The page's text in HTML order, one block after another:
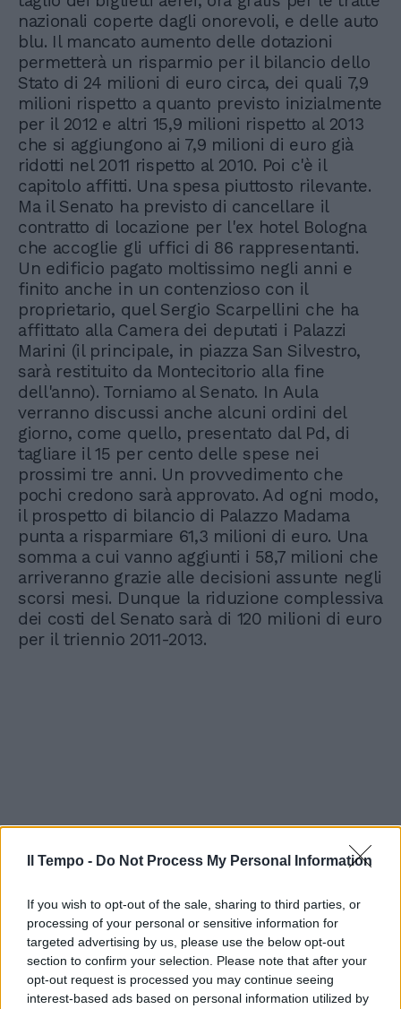
Il Tempo - Do Not Process My Personal Information
If you wish to opt-out of the sale, sharing to third parties, or
processing of your personal or sensitive information for
targeted advertising by us, please use the below opt-out
section to confirm your selection. Please note that after your
opt-out request is processed you may continue seeing
interest-based ads based on personal information utilized by
nazionali coperte dagli onorevoli, e delle auto
blu. Il mancato aumento delle dotazioni
permetterà un risparmio per il bilancio dello
Stato di 24 milioni di euro circa, dei quali 7,9
milioni rispetto a quanto previsto inizialmente
per il 2012 e altri 15,9 milioni rispetto al 2013
che si aggiungono ai 7,9 milioni di euro già
ridotti nel 2011 rispetto al 2010. Poi c'è il
capitolo affitti. Una spesa piuttosto rilevante.
Ma il Senato ha previsto di cancellare il
contratto di locazione per l'ex hotel Bologna
che accoglie gli uffici di 86 rappresentanti.
Un edificio pagato moltissimo negli anni e
finito anche in un contenzioso con il
proprietario, quel Sergio Scarpellini che ha
affittato alla Camera dei deputati i Palazzi
Marini (il principale, in piazza San Silvestro,
sarà restituito da Montecitorio alla fine
dell'anno). Torniamo al Senato. In Aula
verranno discussi anche alcuni ordini del
giorno, come quello, presentato dal Pd, di
tagliare il 15 per cento delle spese nei
prossimi tre anni. Un provvedimento che
pochi credono sarà approvato. Ad ogni modo,
il prospetto di bilancio di Palazzo Madama
punta a risparmiare 61,3 milioni di euro. Una
somma a cui vanno aggiunti i 58,7 milioni che
arriveranno grazie alle decisioni assunte negli
scorsi mesi. Dunque la riduzione complessiva
dei costi del Senato sarà di 120 milioni di euro
per il triennio 2011-2013.